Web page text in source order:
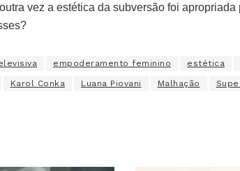
vez a estética da subversão foi
empoderamento feminino estética
Karol Conka Luana Piovani Malhação